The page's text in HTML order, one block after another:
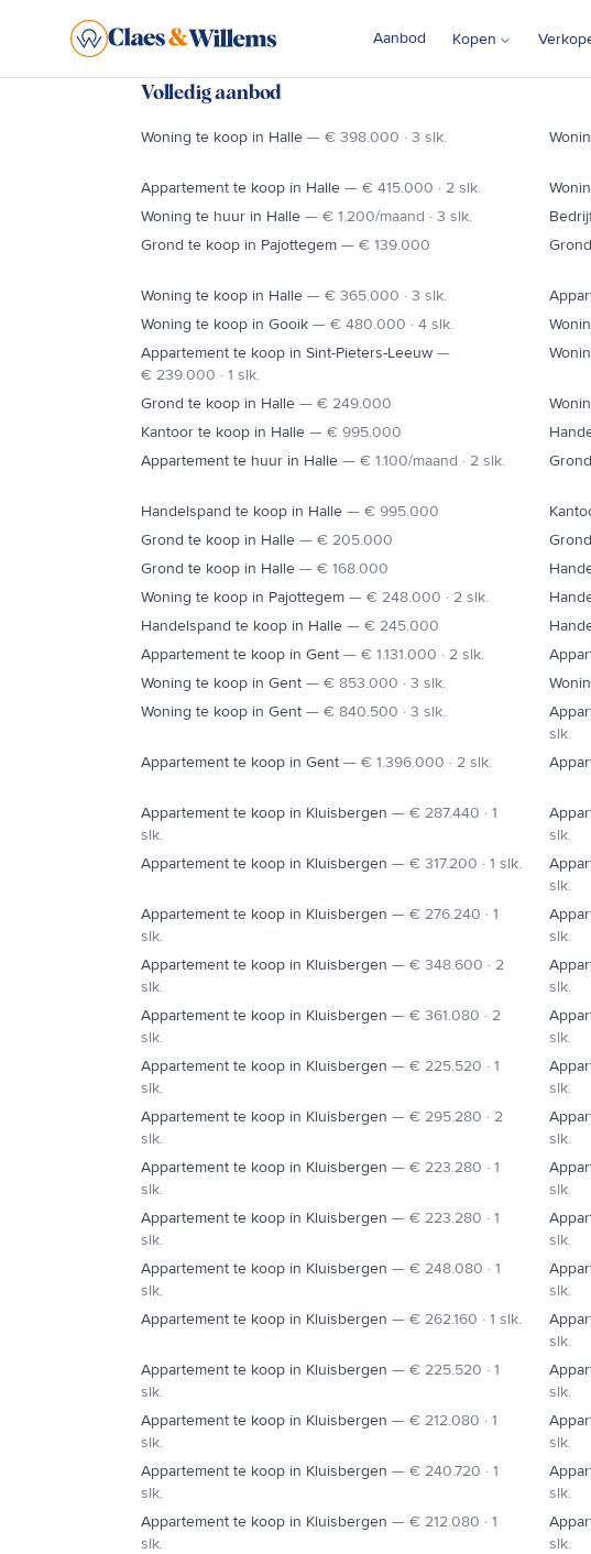
A8
N8
N28
GOOIK
EDINGEN
HALLE
SINT-PIETERS-LEEUW
Aanbod Kopen
Vastgoedaanbod in Halle, Ninove & Sint-Pieters-Leeuw
Volledig aanbod
Woning te koop in Halle — € 398.000 · 3 slk.
Appartement te koop in Halle — € 415.000 · 2 slk.
Woning te huur in Halle — € 1.200/maand · 3 slk.
Grond te koop in Pajottegem — € 139.000
Woning te koop in Halle — € 365.000 · 3 slk.
Woning te koop in Gooik — € 480.000 · 4 slk.
Appartement te koop in Sint-Pieters-Leeuw —
€ 239.000 · 1 slk.
Grond te koop in Halle — € 249.000
Kantoor te koop in Halle — € 995.000
Appartement te huur in Halle — € 1.100/maand · 2 slk.
Handelspand te koop in Halle — € 995.000
Grond te koop in Halle — € 205.000
Grond te koop in Halle — € 168.000
Woning te koop in Pajottegem — € 248.000 · 2 slk.
Handelspand te koop in Halle — € 245.000
Appartement te koop in Gent — € 1.131.000 · 2 slk.
Woning te koop in Gent — € 853.000 · 3 slk.
Woning te koop in Gent — € 840.500 · 3 slk.
slk.
Appartement te koop in Gent — € 1.396.000 · 2 slk.
Appartement te koop in Kluisbergen — € 287.440 · 1
slk.
slk.
Appartement te koop in Kluisbergen — € 317.200 · 1 slk.
slk.
Appartement te koop in Kluisbergen — € 276.240 · 1
slk.
slk.
Appartement te koop in Kluisbergen — € 348.600 · 2
slk.
slk.
Appartement te koop in Kluisbergen — € 361.080 · 2
slk.
slk.
Appartement te koop in Kluisbergen — € 225.520 · 1
slk.
slk.
Appartement te koop in Kluisbergen — € 295.280 · 2
slk.
slk.
Appartement te koop in Kluisbergen — € 223.280 · 1
slk.
slk.
Appartement te koop in Kluisbergen — € 223.280 · 1
slk.
slk.
Appartement te koop in Kluisbergen — € 248.080 · 1
slk.
slk.
Appartement te koop in Kluisbergen — € 262.160 · 1 slk.
slk.
Appartement te koop in Kluisbergen — € 225.520 · 1
slk.
slk.
Appartement te koop in Kluisbergen — € 212.080 · 1
slk.
slk.
Appartement te koop in Kluisbergen — € 240.720 · 1
slk.
slk.
Appartement te koop in Kluisbergen — € 212.080 · 1
slk.
slk.